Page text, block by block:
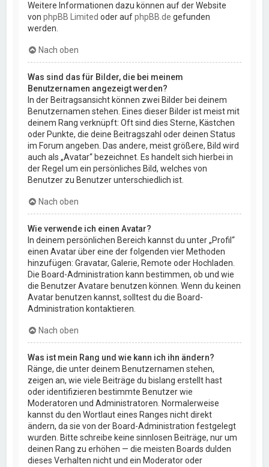
Weitere Informationen dazu können auf der Website
vonphpBB Limited oder aufphpBB.de gefunden
werden.
Nach oben
Was sind das für Bilder, die bei meinem
Benutzernamen angezeigt werden?
In der Beitragsansicht können zwei Bilder bei deinem
Benutzernamen stehen. Eines dieser Bilder ist meist mit
deinem Rang verknüpft: Oft sind dies Sterne, Kästchen
oder Punkte, die deine Beitragszahl oder deinen Status
im Forum angeben. Das andere, meist größere, Bild wird
auch als „Avatar“ bezeichnet. Es handelt sich hierbei in
der Regel um ein persönliches Bild, welches von
Benutzer zu Benutzer unterschiedlich ist.
Nach oben
Wie verwende ich einen Avatar?
In deinem persönlichen Bereich kannst du unter „Profil“
einen Avatar über eine der folgenden vier Methoden
hinzufügen: Gravatar, Galerie, Remote oder Hochladen.
Die Board-Administration kann bestimmen, ob und wie
die Benutzer Avatare benutzen können. Wenn du keinen
Avatar benutzen kannst, solltest du die Board-
Administration kontaktieren.
Nach oben
Was ist mein Rang und wie kann ich ihn ändern?
Ränge, die unter deinem Benutzernamen stehen,
zeigen an, wie viele Beiträge du bislang erstellt hast
oder identifizieren bestimmte Benutzer wie
Moderatoren und Administratoren. Normalerweise
kannst du den Wortlaut eines Ranges nicht direkt
ändern, da sie von der Board-Administration festgelegt
wurden. Bitte schreibe keine sinnlosen Beiträge, nur um
deinen Rang zu erhöhen — die meisten Boards dulden
dieses Verhalten nicht und ein Moderator oder